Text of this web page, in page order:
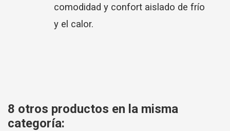
comodidad y confort aislado de frío
y el calor.
8 otros productos en la misma
categoría: